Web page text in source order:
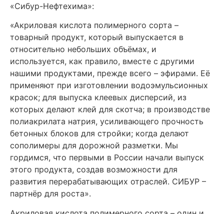
«Сибур-Нефтехима»:
«Акриловая кислота полимерного сорта –
товарный продукт, который выпускается в
относительно небольших объёмах, и
используется, как правило, вместе с другими
нашими продуктами, прежде всего – эфирами. Её
применяют при изготовлении водоэмульсионных
красок; для выпуска клеевых дисперсий, из
которых делают клей для скотча; в производстве
полиакрилата натрия, усиливающего прочность
бетонных блоков для стройки; когда делают
сополимеры для дорожной разметки. Мы
гордимся, что первыми в России начали выпуск
этого продукта, создав возможности для
развития перерабатывающих отраслей. СИБУР –
партнёр для роста».